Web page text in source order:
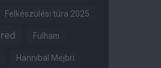
Felkészülési túra 2025
Fulham
Hannibal Mejbri